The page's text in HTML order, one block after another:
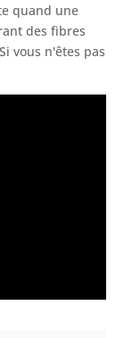
quand une
des fibres
vous n'êtes pas